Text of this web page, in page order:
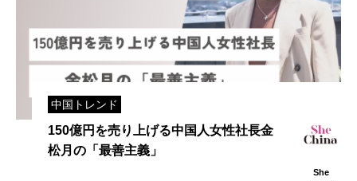
中国トレンド
150億円を売り上げる中国人女性社長金
松月の「最善主義」
She